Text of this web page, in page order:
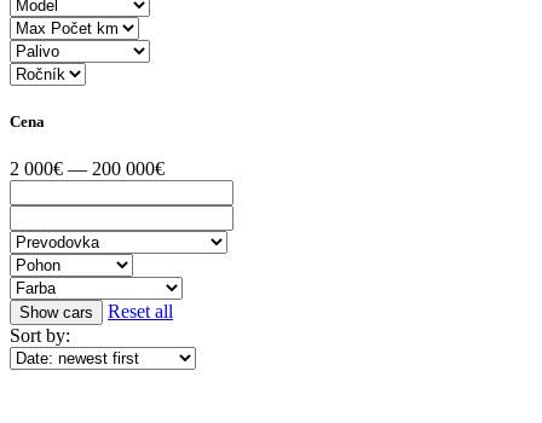
Cena
2 000€ — 200 000€
Reset all
Sort by: